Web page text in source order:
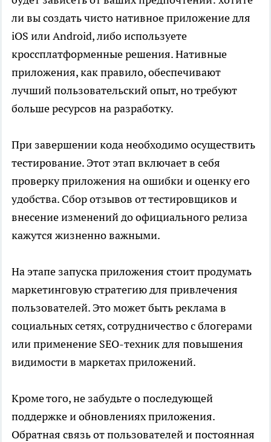
ли вы создать чисто нативное приложение для
iOS или Android, либо используете
кроссплатформенные решения. Нативные
приложения, как правило, обеспечивают
лучший пользовательский опыт, но требуют
больше ресурсов на разработку.
При завершении кода необходимо осуществить
тестирование. Этот этап включает в себя
проверку приложения на ошибки и оценку его
удобства. Сбор отзывов от тестировщиков и
внесение изменений до официального релиза
кажутся жизненно важными.
На этапе запуска приложения стоит продумать
маркетинговую стратегию для привлечения
пользователей. Это может быть реклама в
социальных сетях, сотрудничество с блогерами
или применение SEO-техник для повышения
видимости в маркетах приложений.
Кроме того, не забудьте о последующей
поддержке и обновлениях приложения.
Обратная связь от пользователей и постоянная